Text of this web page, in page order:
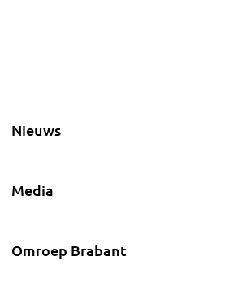
Nieuws
Media
Omroep Brabant